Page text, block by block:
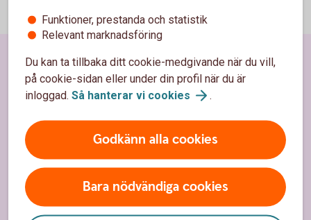
Funktioner, prestanda och statistik
Relevant marknadsföring
Du kan ta tillbaka ditt cookie-medgivande när du vill,
på cookie-sidan eller under din profil när du är
inloggad. Så hanterar vi cookies .
Godkänn alla cookies
Bara nödvändiga cookies
Sidfot
Hitta snabbt
Kundservice
Spärrhjälp
Hitta bankkontor
Bli kund
Priser, räntor och kurser